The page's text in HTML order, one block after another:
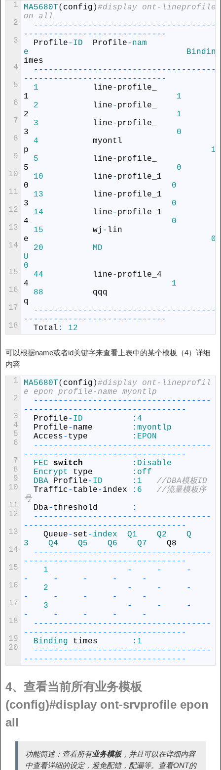
1
2
3
4
5
6
7
8
9
10
11
12
13
14
15
16
17
18
MA5680T( config )#display ont-lineprofile
on all
-- -- -- -- -- -- -- -- -- -- -- -- -- -- -- -- -- -- --
-- -- -- -- -- -- -- -- -- -- -- -- -- -- -
Profile- ID Profile- nam
e
imes
-- -- -- -- -- -- -- -- -- -- -- -- -- -- -- -- -- -- --
-- -- -- -- -- -- -- -- -- -- -- -- -- -- -
1
line- profile_
1
1
2
line- profile_
2
1
3
line- profile_
3
0
4
myontl
p
1
5
line- profile_
5
0
10
line- profile_1
0
0
13
line- profile_1
3
0
14
line- profile_1
4
0
15
wj - lin
e
0
20
MD
U
0
44
line- profile_4
4
1
88
qqq
q
-- -- -- -- -- -- -- -- -- -- -- -- -- -- -- -- -- -- --
-- -- -- -- -- -- -- -- -- -- -- -- -- -- -
Total : 12
可以根据name或者id关键字来查看上表中的某个模板（4）详细
内容
1
2
3
4
5
6
7
8
9
10
11
12
13
14
15
16
17
18
19
20
MA5680T( config )#display ont-lineprofil
e epon profile-name myontlp
-- -- -- -- -- -- -- -- -- -- -- -- -- -- -- -- -- --
-- -- -- -- -- -- -- -- -- -- -- -- -- -- -- -- -
Profile- ID : 4
Profile- name : myontlp
Access- type : EPON
-- -- -- -- -- -- -- -- -- -- -- -- -- -- -- -- -- --
-- -- -- -- -- -- -- -- -- -- -- -- -- -- -- -- -
FEC switch : Disable
Encrypt type : off
DBA Profile- ID : 1
//DBA模板ID
Traffic- table- index : 6
//流量模板序
号
Dba- threshold
:
-- -- -- -- -- -- -- -- -- -- -- -- -- -- -- -- -- --
-- -- -- -- -- -- -- -- -- -- -- -- -- -- -- -- -
Queue- set - index Q1 Q2 Q
3 Q4 Q5 Q6 Q7 Q8
-- -- -- -- -- -- -- -- -- -- -- -- -- -- -- -- -- --
-- -- -- -- -- -- -- -- -- -- -- -- -- -- -- -- -
1
- -
-
-
- - -
-
2
- -
-
-
- - -
-
3
- -
-
-
- - -
-
-- -- -- -- -- -- -- -- -- -- -- -- -- -- -- -- -- --
-- -- -- -- -- -- -- -- -- -- -- -- -- -- -- -- -
Binding times : 1
-- -- -- -- -- -- -- -- -- -- -- -- -- -- -- -- -- --
-- -- -- -- -- -- -- -- -- -- -- -- -- -- -- -- -
4、查看当前所有业务模板
(config)#display ont-srvprofile epon
all
功能简述：查看所有业务模板，并且可以在详细内容
中查看详细的设定，避免配错，配漏等。查看ONT的